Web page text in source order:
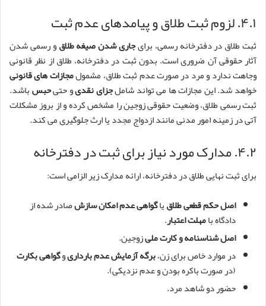
۴.۱. لزوم ثبت طلاق و پیامدهای عدم ثبت
ثبت طلاق در دفترخانه رسمی، برایجاری شدن صیغه طلاقو رسمی شدن
آثار حقوقی آن ضروری است. بدون ثبت در دفترخانه، طلاق از نظر قانونی
وجاهت ندارد و مرد در صورت عدم ثبت طلاق، مشمولمجازات های قانونی
خواهد شد. این مجازات ها می تواند شاملجزای نقدیو حتیحبسباشد.
ثبت رسمی طلاق، وضعیت حقوقی زوجین را مشخص کرده و از بروز مشکلات
آتی در زمینه امور مدنی مانند ازدواج مجدد یا ارث جلوگیری می کند.
۴.۲. مدارک مورد نیاز برای ثبت در دفترخانه
برای ثبت نهایی طلاق در دفترخانه، ارائه مدارک زیر الزامی است:
اصل حکم قطعی طلاقیاگواهی عدم امکان سازشصادر شده از
دادگاه بامهلت اعتبار.
اصل شناسنامه و کارت ملیزوجین.
در موارد خاص برای زن،برگه آزمایش عدم بارداریوگواهی بکارت
(در صورت باکره بودن و عدم نزدیکی).
حضور دو شاهد مرد.